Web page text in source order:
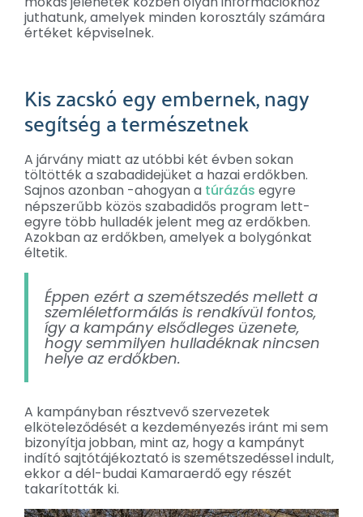
juthatunk, amelyek minden korosztály számára
értéket képviselnek.
Kis zacskó egy embernek, nagy
segítség a természetnek
A járvány miatt az utóbbi két évben sokan
töltötték a szabadidejüket a hazai erdőkben.
Sajnos azonban -ahogyan a túrázás egyre
népszerűbb közös szabadidős program lett-
egyre több hulladék jelent meg az erdőkben.
Azokban az erdőkben, amelyek a bolygónkat
éltetik.
Éppen ezért a szemétszedés mellett a
szemléletformálás is rendkívül fontos,
így a kampány elsődleges üzenete,
hogy semmilyen hulladéknak nincsen
helye az erdőkben.
A kampányban résztvevő szervezetek
elköteleződését a kezdeményezés iránt mi sem
bizonyítja jobban, mint az, hogy a kampányt
indító sajtótájékoztató is szemétszedéssel indult,
ekkor a dél-budai Kamaraerdő egy részét
takarították ki.